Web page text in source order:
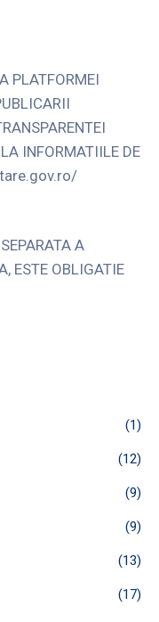
PLATFORMEI
INFORMATIILE DE
A
ESTE OBLIGATIE
(1)
(12)
(9)
(9)
(13)
(17)